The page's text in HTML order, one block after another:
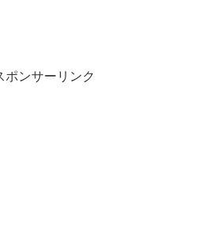
ポンサーリンク